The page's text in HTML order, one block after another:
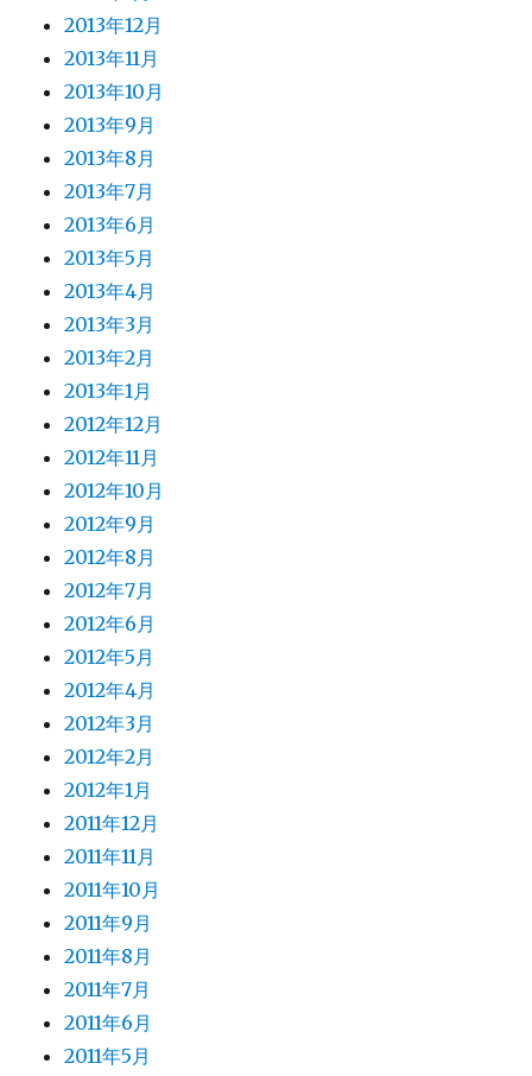
2013年12月
2013年11月
2013年10月
2013年9月
2013年8月
2013年7月
2013年6月
2013年5月
2013年4月
2013年3月
2013年2月
2013年1月
2012年12月
2012年11月
2012年10月
2012年9月
2012年8月
2012年7月
2012年6月
2012年5月
2012年4月
2012年3月
2012年2月
2012年1月
2011年12月
2011年11月
2011年10月
2011年9月
2011年8月
2011年7月
2011年6月
2011年5月